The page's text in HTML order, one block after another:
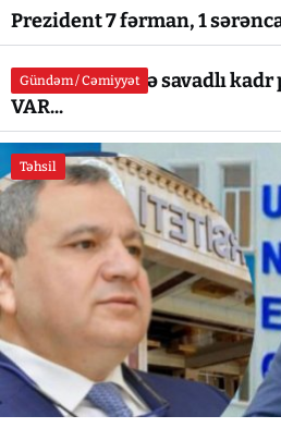
Prezident 7 fərman, 1
Gündəm / Cəmiyyət
Lerik təhsilində savadlı
VAR...
Təhsil